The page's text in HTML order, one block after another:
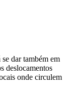
dar também em
deslocamentos
onde circulem